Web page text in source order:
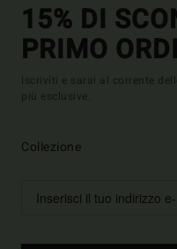
15% DI
PRIMO
Iscriviti e sarai al corrente
più esclusive.
Collezione